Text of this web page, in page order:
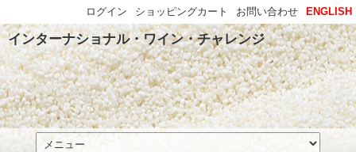
インターナショナル・ワイン・チャレンジ
ENGLISH
お問い合わせ
ショッピングカート
ログイン